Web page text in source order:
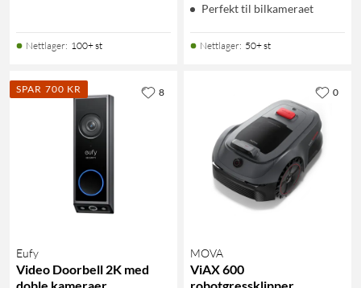
Nettlager: 100+ st
Perfekt til bilkameraet
Nettlager: 50+ st
SPAR 700 KR
Eufy
Video Doorbell 2K med
8
MOVA
ViAX 600
0